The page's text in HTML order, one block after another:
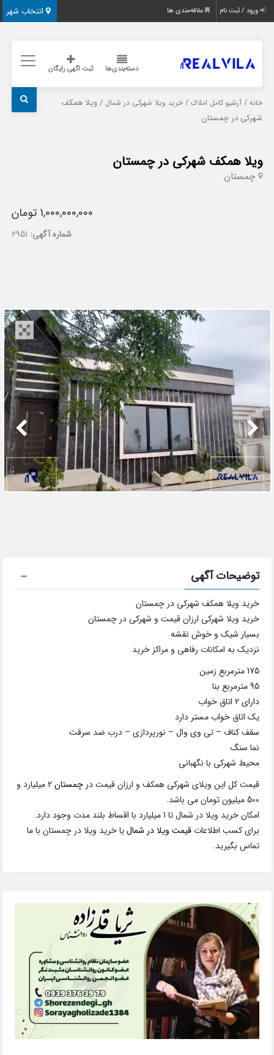
انتخاب شهر ورود / ثبت نام علاقه‌مندی ها
دسته‌بندی‌ها ثبت اگهی رایگان
خانه /آرشیو کامل املاک /خرید ویلا شهرکی در شمال / ویلا همکف
شهرکی در چمستان
ویلا همکف شهرکی در چمستان
چمستان
1,000,000,000 تومان
شماره آگهی: 2951
توضیحات آگهی
خرید ویلا همکف شهرکی در چمستان
خرید ویلا شهرکی ارزان قیمت و شهرکی در چمستان
بسیار شیک و خوش نقشه
نزدیک به امکانات رفاهی و مراکز خرید
175 مترمربع زمین
95 مترمربع بنا
دارای 2 اتاق خواب
یک اتاق خواب مستر دارد
سقف کناف – تی وی وال – نورپردازی – درب ضد سرقت
نما سنگ
محیط شهرکی با نگهبانی
قیمت کل این ویلای شهرکی همکف و ارزان قیمت درچمستان
2 میلیارد و
500 میلیون تومان می باشد.
امکان خرید ویلا در شمال تا 1 میلیارد با اقساط بلند مدت وجود دارد.
برای کسب اطلاعاتقیمت ویلا در شمالیا خرید ویلا در چمستان با ما
تماس بگیرید.